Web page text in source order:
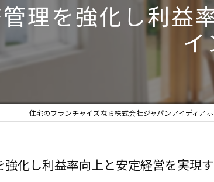
理を強化し利益
住宅のフランチャイズなら株式会社ジャパンアイディア
化し利益率向上と安定経営を実現